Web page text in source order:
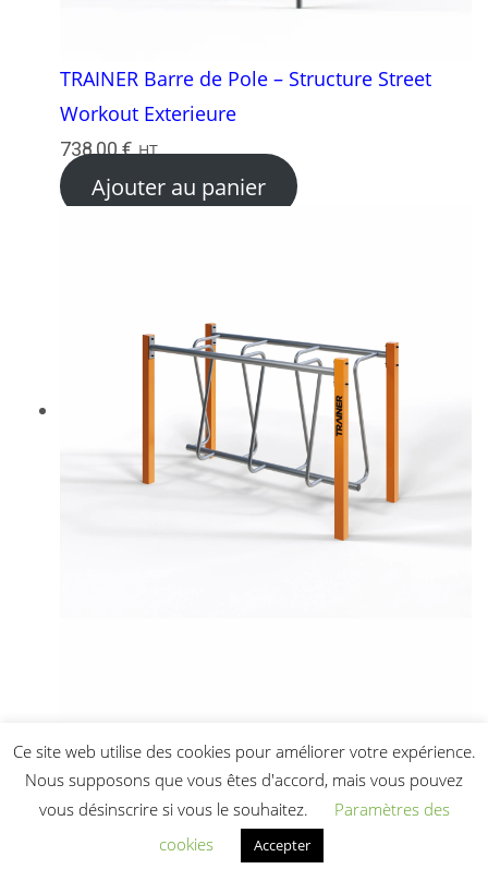
TRAINER Barre de Pole – Structure Street
Workout Exterieure
738,00€ HT
Ajouter au panier
Ce site web utilise des cookies pour améliorer votre expérience.
Nous supposons que vous êtes d'accord, mais vous pouvez
vous désinscrire si vous le souhaitez.
Paramètres des
cookies
Accepter